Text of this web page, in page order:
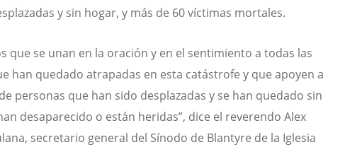
y sin hogar, y más de 60 víctimas mortales.
que se unan en la oración y en el sentimiento a todas las
han quedado atrapadas en esta catástrofe y que apoyen a
personas que han sido desplazadas y se han quedado sin
desaparecido o están heridas”, dice el reverendo Alex
secretario general del Sínodo de Blantyre de la Iglesia